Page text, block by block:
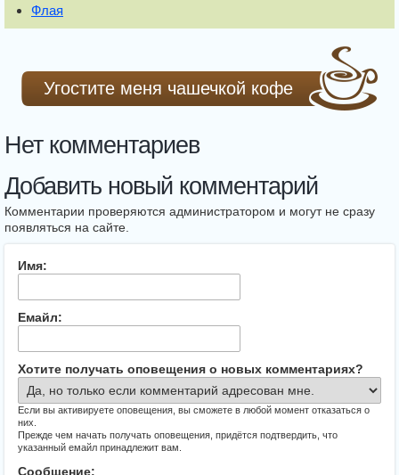
Флая
Угостите меня чашечкой кофе
Нет комментариев
Добавить новый комментарий
Комментарии проверяются администратором и могут не сразу
появляться на сайте.
Имя:
Емайл:
Хотите получать оповещения о новых комментариях?
Если вы активируете оповещения, вы сможете в любой момент отказаться о
них.
Прежде чем начать получать оповещения, придётся подтвердить, что
указанный емайл принадлежит вам.
Сообщение: